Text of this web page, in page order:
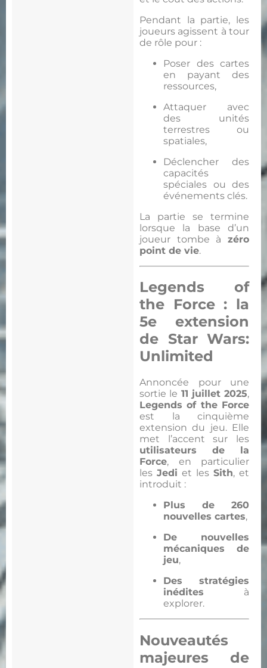
Pendant la partie, les
joueurs agissent à tour
de rôle pour :
Poser des cartes
en payant des
ressources,
Attaquer avec
des unités
terrestres ou
spatiales,
Déclencher des
capacités
spéciales ou des
événements clés.
La partie se termine
lorsque la base d’un
joueur tombe à zéro
point de vie.
Legends of
the Force: la
5e extension
de Star Wars:
Unlimited
Annoncée pour une
sortie le 11 juillet 2025,
Legends of the Force
est la cinquième
extension du jeu. Elle
met l’accent sur les
utilisateurs de la
Force, en particulier
les Jedi et les Sith, et
introduit :
Plus de 260
nouvelles cartes,
De nouvelles
mécaniques de
jeu,
Des stratégies
inédites à
explorer.
Nouveautés
majeures de